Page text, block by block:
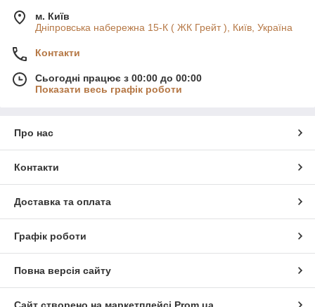
м. Київ
Дніпровська набережна 15-К ( ЖК Грейт ), Київ, Україна
Контакти
Сьогодні працює з 00:00 до 00:00
Показати весь графік роботи
Про нас
Контакти
Доставка та оплата
Графік роботи
Повна версія сайту